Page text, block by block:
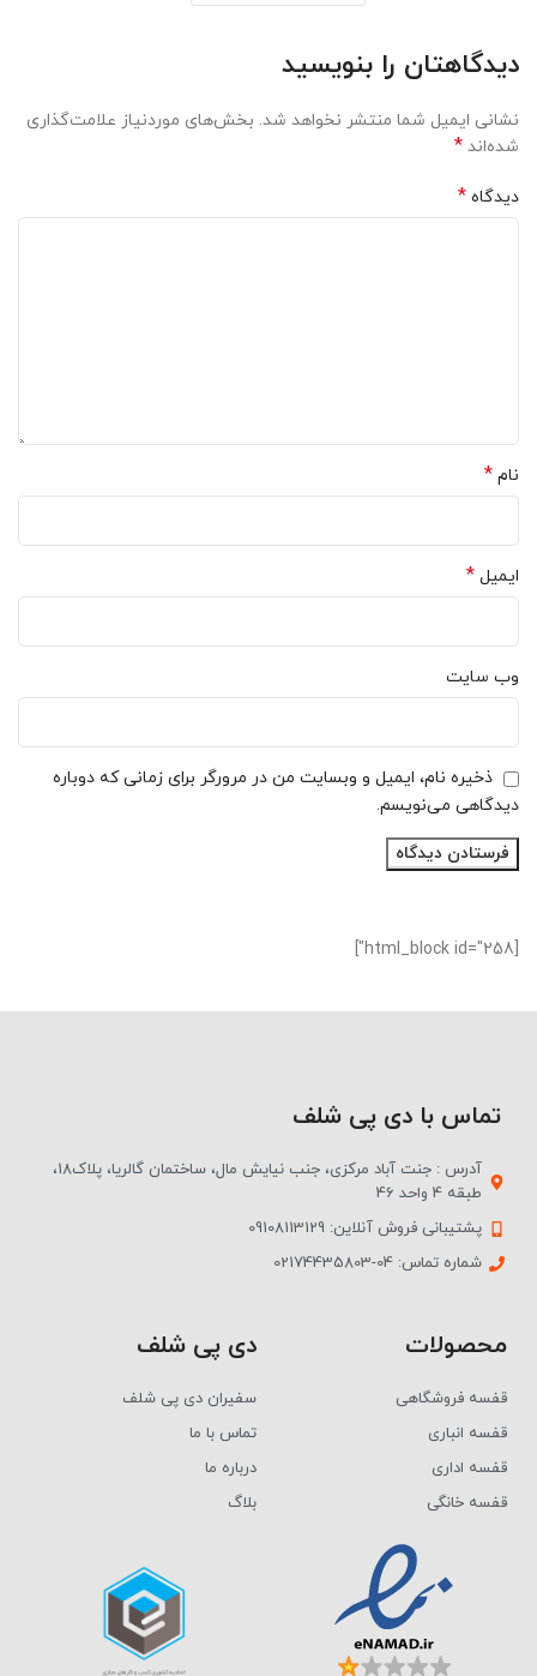
دیدگاهتان را بنویسید
نشانی ایمیل شما منتشر نخواهد شد. بخش‌های موردنیاز علامت‌گذاری
شده‌اند *
دیدگاه *
نام *
ایمیل *
وب‌ سایت
ذخیره نام، ایمیل و وبسایت من در مرورگر برای زمانی که دوباره
دیدگاهی می‌نویسم.
[html_block id="258"]
تماس با دی پی شلف
آدرس : جنت آباد مرکزی، جنب نیایش مال، ساختمان گالریا، پلاک18،
طبقه 4 واحد 46
پشتیبانی فروش آنلاین: 09108113129
شماره تماس: 04-02174435803
محصولات
قفسه فروشگاهی
قفسه انباری
قفسه اداری
قفسه خانگی
دی پی شلف
سفیران دی پی شلف
تماس با ما
درباره ما
بلاگ